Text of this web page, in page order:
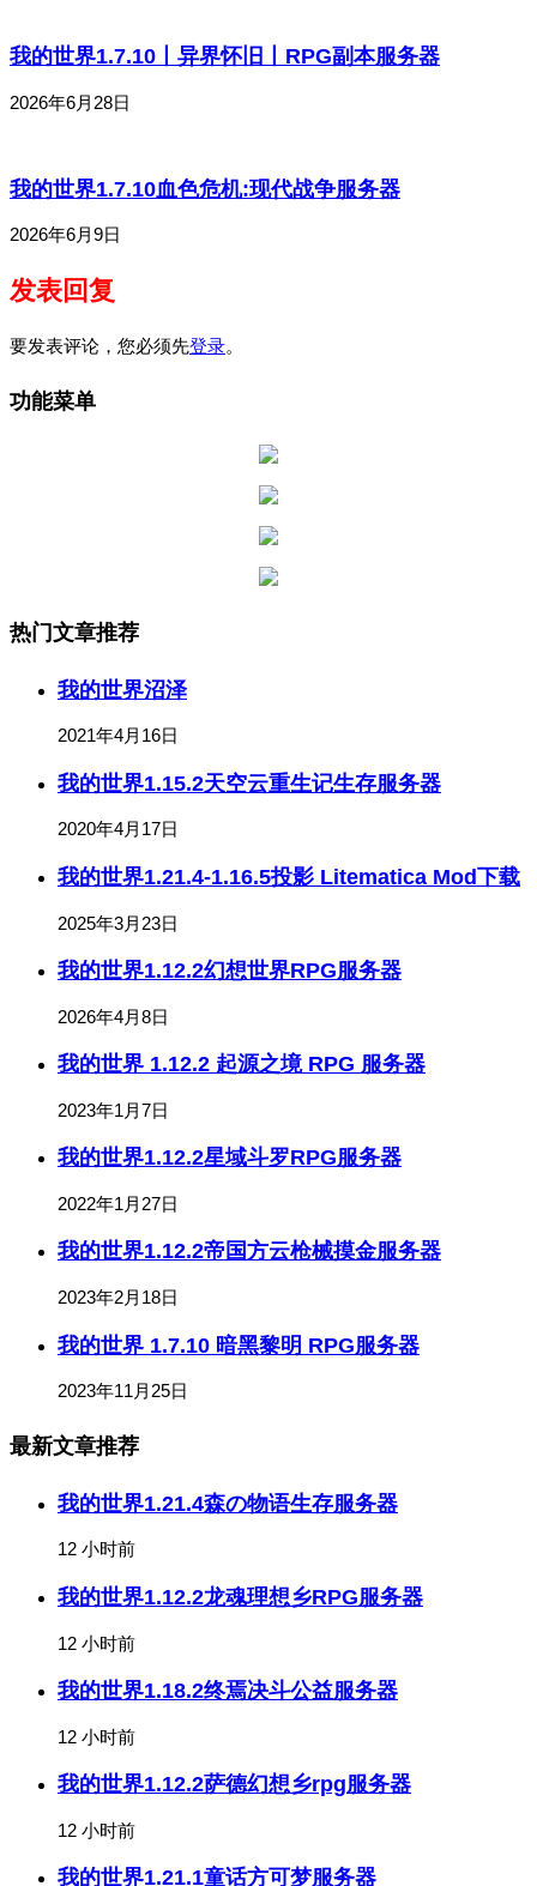
我的世界1.7.10丨异界怀旧丨RPG副本服务器
2026年6月28日
我的世界1.7.10血色危机:现代战争服务器
2026年6月9日
发表回复
要发表评论，您必须先登录。
功能菜单
热门文章推荐
我的世界沼泽
2021年4月16日
我的世界1.15.2天空云重生记生存服务器
2020年4月17日
我的世界1.21.4-1.16.5投影 Litematica Mod下载
2025年3月23日
我的世界1.12.2幻想世界RPG服务器
2026年4月8日
我的世界 1.12.2 起源之境 RPG 服务器
2023年1月7日
我的世界1.12.2星域斗罗RPG服务器
2022年1月27日
我的世界1.12.2帝国方云枪械摸金服务器
2023年2月18日
我的世界 1.7.10 暗黑黎明 RPG服务器
2023年11月25日
最新文章推荐
我的世界1.21.4森の物语生存服务器
12 小时前
我的世界1.12.2龙魂理想乡RPG服务器
12 小时前
我的世界1.18.2终焉决斗公益服务器
12 小时前
我的世界1.12.2萨德幻想乡rpg服务器
12 小时前
我的世界1.21.1童话方可梦服务器